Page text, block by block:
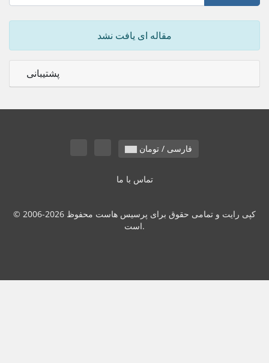
مقاله ای یافت نشد
پشتیبانی
فارسی / تومان
تماس با ما
© 2006-2026 کپی رایت و تمامی حقوق برای پرسیس هاست محفوظ
است.